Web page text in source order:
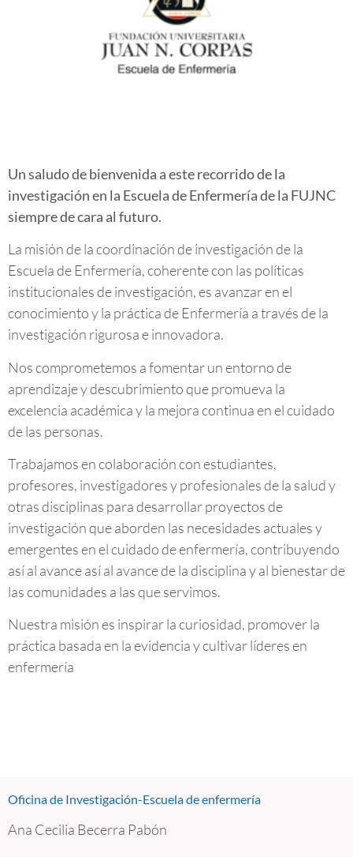
Un saludo de bienvenida a este recorrido de la
investigación en la Escuela de Enfermería de la FUJNC
siempre de cara al futuro.
La misión de la coordinación de investigación de la
Escuela de Enfermería, coherente con las políticas
institucionales de investigación, es avanzar en el
conocimiento y la práctica de Enfermería a través de la
investigación rigurosa e innovadora.
Nos comprometemos a fomentar un entorno de
aprendizaje y descubrimiento que promueva la
excelencia académica y la mejora continua en el cuidado
de las personas.
Trabajamos en colaboración con estudiantes,
profesores, investigadores y profesionales de la salud y
otras disciplinas para desarrollar proyectos de
investigación que aborden las necesidades actuales y
emergentes en el cuidado de enfermería, contribuyendo
así al avance así al avance de la disciplina y al bienestar de
las comunidades a las que servimos.
Nuestra misión es inspirar la curiosidad, promover la
práctica basada en la evidencia y cultivar líderes en
enfermería
Oficina de Investigación-Escuela de enfermería
Ana Cecilia Becerra Pabón